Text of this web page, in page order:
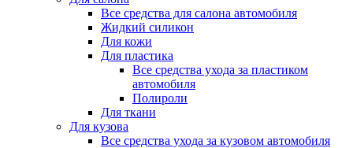
Все средства для салона автомобиля
Жидкий силикон
Для кожи
Для пластика
Все средства ухода за пластиком
автомобиля
Полироли
Для ткани
Для кузова
Все средства ухода за кузовом автомобиля